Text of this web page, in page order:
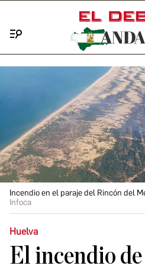
Incendio en el paraje del Rincón del
Infoca
Huelva
El incendio